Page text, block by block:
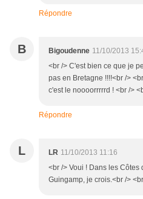
Répondre
B Bigoudenne 11/10/2013
<br /> C'est bien ce que je
pas en Bretagne !!!!<br />
c'est le noooorrrrrd ! <br />
Répondre
L LR 11/10/2013 11:16
<br /> Voui ! Dans les Côtes
Guingamp, je crois.<br />